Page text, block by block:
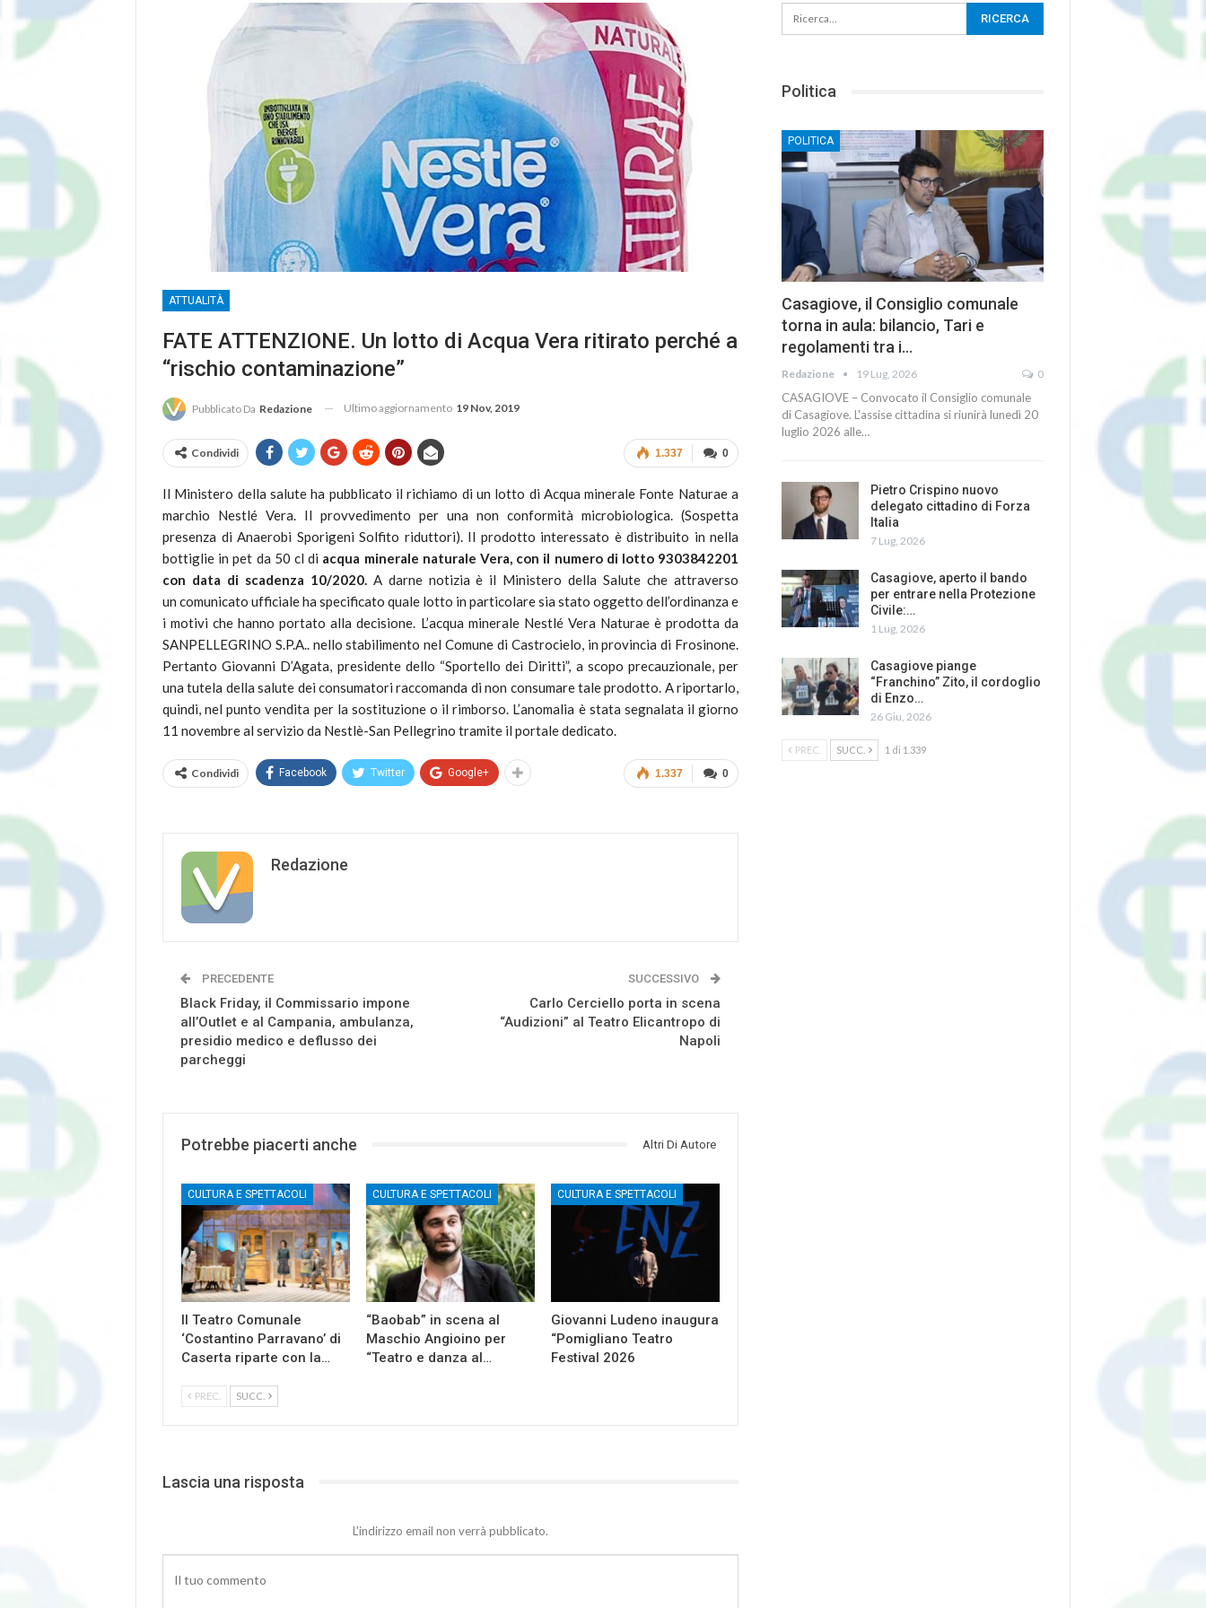
ATTUALITÀ
FATE ATTENZIONE. Un lotto di Acqua Vera ritirato perché a
“rischio contaminazione”
Pubblicato Da Redazione Ultimo aggiornamento 19 Nov, 2019
0
1.337
Condividi
Il Ministero della salute ha pubblicato il richiamo di un lotto di Acqua minerale Fonte Naturae a
marchio Nestlé Vera. Il provvedimento per una non conformità microbiologica. (Sospetta
presenza di Anaerobi Sporigeni Solfito riduttori). Il prodotto interessato è distribuito in nella
bottiglie in pet da 50 cl di acqua minerale naturale Vera, con il numero di lotto 9303842201
con data di scadenza 10/2020. A darne notizia è il Ministero della Salute che attraverso
un comunicato ufficiale ha specificato quale lotto in particolare sia stato oggetto dell’ordinanza e
i motivi che hanno portato alla decisione. L’acqua minerale Nestlé Vera Naturae è prodotta da
SANPELLEGRINO S.P.A.. nello stabilimento nel Comune di Castrocielo, in provincia di Frosinone.
Pertanto Giovanni D’Agata, presidente dello “Sportello dei Diritti”, a scopo precauzionale, per
una tutela della salute dei consumatori raccomanda di non consumare tale prodotto. A riportarlo,
quindi, nel punto vendita per la sostituzione o il rimborso. L’anomalia è stata segnalata il giorno
11 novembre al servizio da Nestlè-San Pellegrino tramite il portale dedicato.
0
1.337
Condividi Facebook Twitter Google+
Redazione
PRECEDENTE
Black Friday, il Commissario impone
all’Outlet e al Campania, ambulanza,
presidio medico e deflusso dei
parcheggi
SUCCESSIVO
Carlo Cerciello porta in scena
“Audizioni” al Teatro Elicantropo di
Napoli
Potrebbe piacerti anche Altri Di Autore
CULTURA E SPETTACOLI
Il Teatro Comunale
‘Costantino Parravano’ di
Caserta riparte con la…
CULTURA E SPETTACOLI
“Baobab” in scena al
Maschio Angioino per
“Teatro e danza al…
CULTURA E SPETTACOLI
Giovanni Ludeno inaugura
“Pomigliano Teatro
Festival 2026
PREC. SUCC.
Lascia una risposta
L'indirizzo email non verrà pubblicato.
Politica
POLITICA
Casagiove, il Consiglio comunale
torna in aula: bilancio, Tari e
regolamenti tra i…
Redazione 19 Lug, 2026 0
CASAGIOVE – Convocato il Consiglio comunale
di Casagiove. L'assise cittadina si riunirà lunedì 20
luglio 2026 alle…
Pietro Crispino nuovo
delegato cittadino di Forza
Italia
7 Lug, 2026
Casagiove, aperto il bando
per entrare nella Protezione
Civile:…
1 Lug, 2026
Casagiove piange
“Franchino” Zito, il cordoglio
di Enzo…
26 Giu, 2026
PREC. SUCC. 1 di 1.339